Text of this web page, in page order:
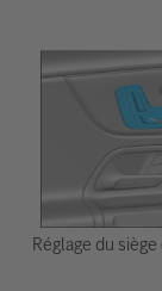
Réglage du